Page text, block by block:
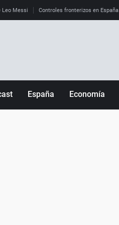
Leo Messi Controles fronterizos en España
España Economía